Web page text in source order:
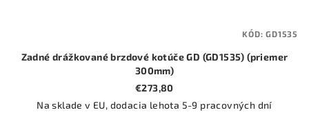
Zadné drážkované brzdové kotúče GD (GD1535) (priemer
300mm)
€273,80
Na sklade v EU, dodacia lehota 5-9 pracovných dní
KÓD:GD1535